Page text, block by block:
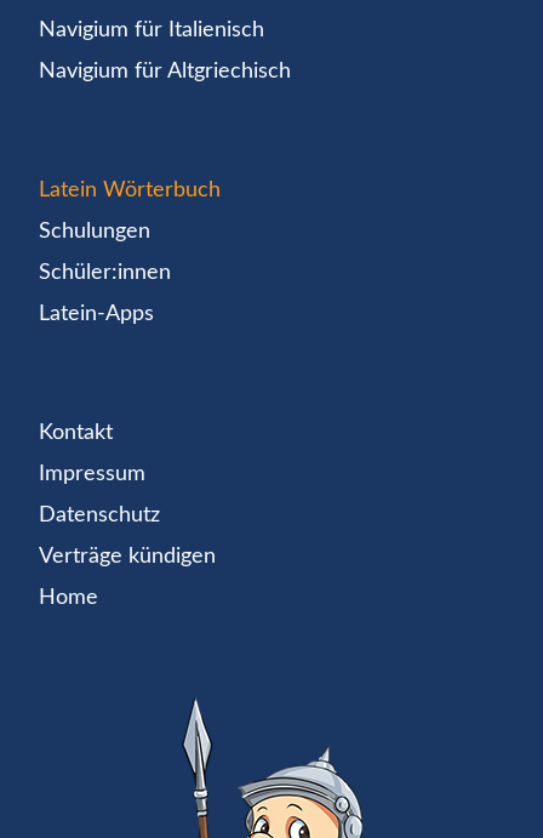
Navigium für Italienisch
Navigium für Altgriechisch
Latein Wörterbuch
Schulungen
Schüler:innen
Latein-Apps
Kontakt
Impressum
Datenschutz
Verträge kündigen
Home